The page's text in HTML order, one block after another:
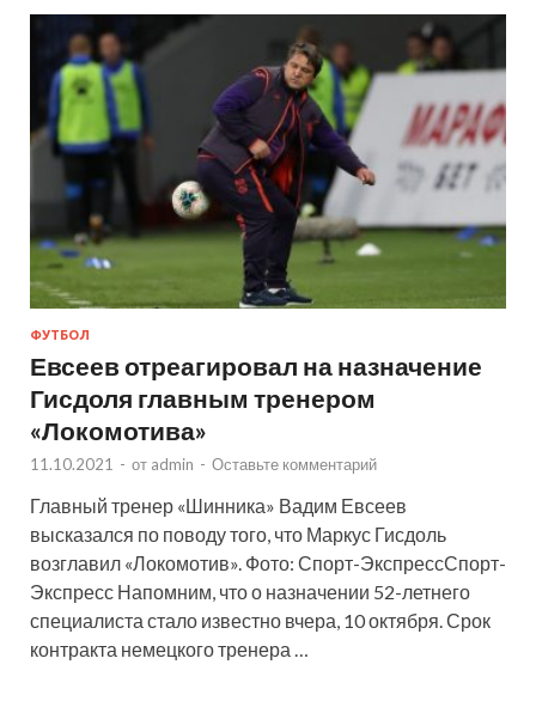
ФУТБОЛ
Евсеев отреагировал на назначение
Гисдоля главным тренером
«Локомотива»
11.10.2021 - от admin - Оставьте комментарий
Главный тренер «Шинника» Вадим Евсеев
высказался по поводу того, что Маркус Гисдоль
возглавил «Локомотив». Фото: Спорт-ЭкспрессСпорт-
Экспресс Напомним, что о назначении 52-летнего
специалиста стало известно вчера, 10 октября. Срок
контракта немецкого тренера …